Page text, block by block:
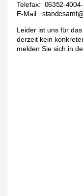
Telefax:
E-Mail:
Leider ist uns für
derzeit kein
melden Sie sich in